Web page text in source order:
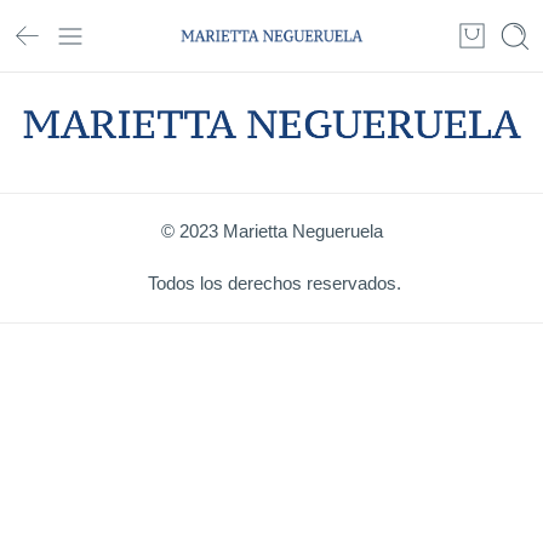
© 2023 Marietta Negueruela
Todos los derechos reservados.